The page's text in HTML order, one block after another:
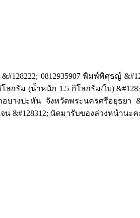
0812935907 พิมพ์พิศุธญ์
ม (น้ำหนัก 1.5 กิโลกรัม/ใบ)
างปะหัน จังหวัดพระนครศรีอยุธยา
น &#128312; นัดมารับของล่วงหน้าน